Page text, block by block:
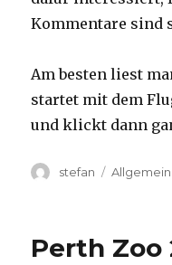
Kommentare sind
Am besten liest
startet mit dem
und klickt dann
Autor
stefan Allgemein
Perth Zoo